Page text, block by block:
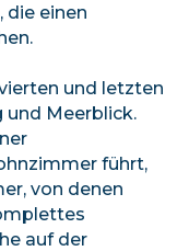
die einen
und letzten
und Meerblick.
führt,
von denen
auf der